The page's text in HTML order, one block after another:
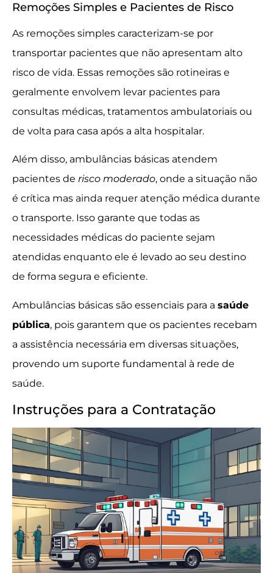
Remoções Simples e Pacientes de Risco
As remoções simples caracterizam-se por
transportar pacientes que não apresentam alto
risco de vida. Essas remoções são rotineiras e
geralmente envolvem levar pacientes para
consultas médicas, tratamentos ambulatoriais ou
de volta para casa após a alta hospitalar.
Além disso, ambulâncias básicas atendem
pacientes de risco moderado, onde a situação não
é crítica mas ainda requer atenção médica durante
o transporte. Isso garante que todas as
necessidades médicas do paciente sejam
atendidas enquanto ele é levado ao seu destino
de forma segura e eficiente.
Ambulâncias básicas são essenciais para a saúde
pública, pois garantem que os pacientes recebam
a assistência necessária em diversas situações,
provendo um suporte fundamental à rede de
saúde.
Instruções para a Contratação